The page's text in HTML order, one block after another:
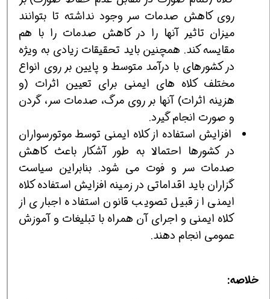
روی کاهش صدمات سر وجود نداشته تا بتوانند
میزان تاثیر آنها را در کاهش صدمات را با هم
مقایسه کند. همچنین باید تحقیقات زیادی به ویژه
در کشورهای با درآمد متوسط و پایین بر روی انواع
مختلف کلاه های ایمنی برای تعیین اثرات (و
هزینه اثرات) آنها بر روی مرگ، صدمات سر، گردن
و صورت انجام گیرد.
افزایش استفاده از کلاه ایمنی توسط موتورسواران
در کشورها احتمالا به طور آشکار باعث کاهش
صدمات سر و فوت می شود. بنابراین سیاست
گزاران باید اقداماتی در زمینه افزایش استفاده کلاه
ایمنی از قبیل تصویب قانون استفاده اجباری از
کلاه ایمنی و اجرای آن همراه با تبلیغات و آموزش
عمومی انجام دهند.
خلاصه: